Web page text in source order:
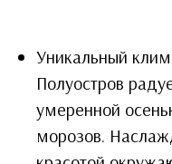
Уникальный
Полуостров
умеренной
морозов.